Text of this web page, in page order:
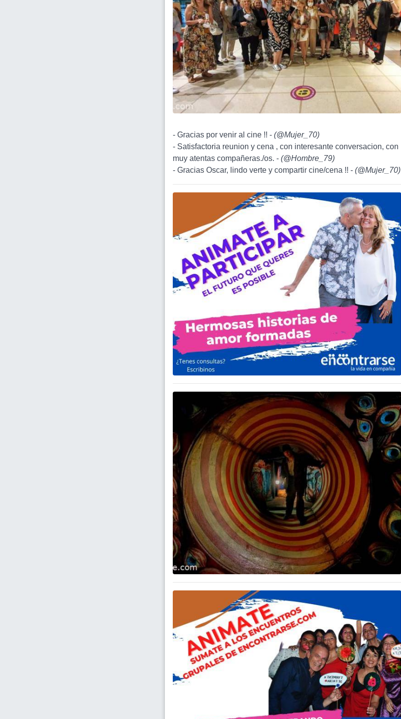
- Gracias por venir al cine !! - (@Mujer_70)
- Satisfactoria reunion y cena , con interesante conversacion, con
muy atentas compañeras./os. - (@Hombre_79)
- Gracias Oscar, lindo verte y compartir cine/cena !! - (@Mujer_70)